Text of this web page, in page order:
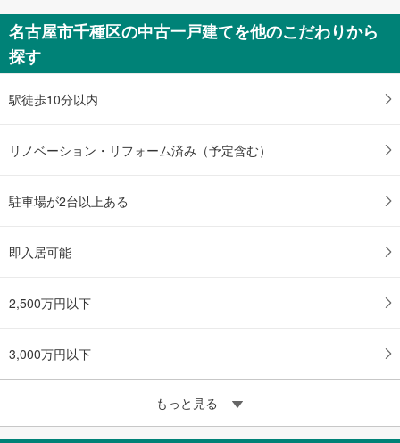
名古屋市千種区の中古一戸建てを他のこだわりから
探す
駅徒歩10分以内
リノベーション・リフォーム済み（予定含む）
駐車場が2台以上ある
即入居可能
2,500万円以下
3,000万円以下
もっと見る